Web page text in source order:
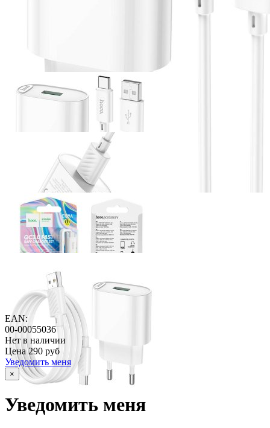
EAN:
00-00055036
Нет в наличии
Цена290 руб
Уведомить меня
×
Уведомить меня